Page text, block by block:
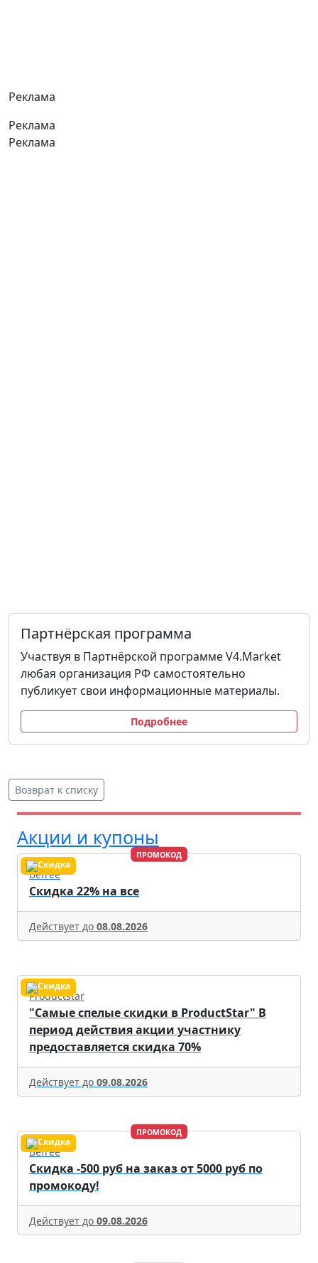
Реклама
Реклама
Реклама
Партнёрская программа
Участвуя в Партнёрской программе V4.Market
любая организация РФ самостоятельно
публикует свои информационные материалы.
Подробнее
Возврат к списку
Акции и купоны
ПРОМОКОД
Befree
Скидка 22% на все
Действует до 08.08.2026
Productstar
"Самые спелые скидки в ProductStar" В
период действия акции участнику
предоставляется скидка 70%
Действует до 09.08.2026
ПРОМОКОД
Befree
Скидка -500 руб на заказ от 5000 руб по
промокоду!
Действует до 09.08.2026